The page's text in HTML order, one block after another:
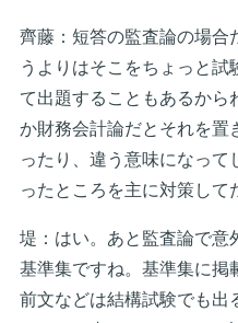
齊藤：短答の監査論の場合
うよりはそこをちょっと試
て出題することもあるから
か財務会計論だとそれを置
ったり、違う意味になって
ったところを主に対策して
堤：はい。あと監査論で意
基準集ですね。基準集に掲
前文などは結構試験でも出